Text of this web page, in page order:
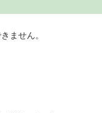
ません。